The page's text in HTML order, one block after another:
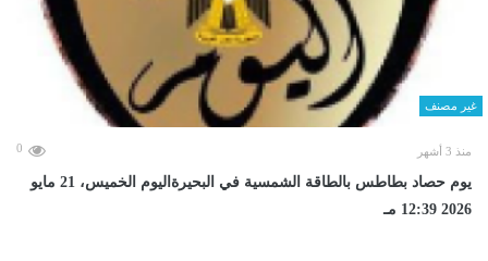
غير مصنف
منذ 3 أشهر 0
يوم حصاد بطاطس بالطاقة الشمسية في البحيرةاليوم الخميس، 21 مايو
2026 12:39 مـ